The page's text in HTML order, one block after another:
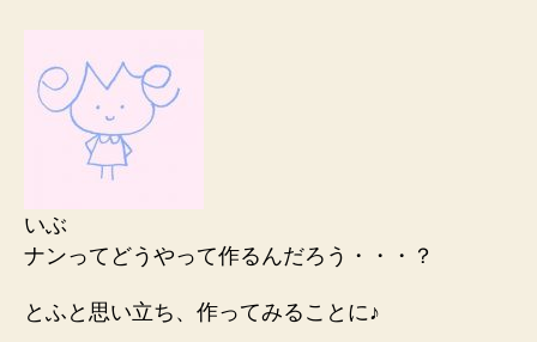
いぶ
ナンってどうやって作るんだろう・・・？
とふと思い立ち、作ってみることに♪